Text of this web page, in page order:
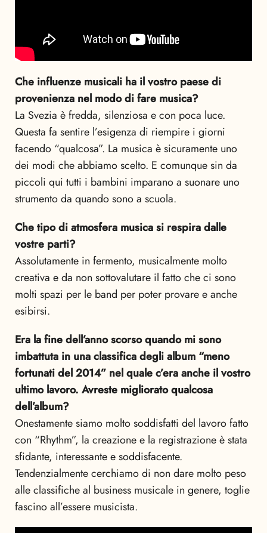
Che influenze musicali ha il vostro paese di
provenienza nel modo di fare musica?
La Svezia è fredda, silenziosa e con poca luce.
Questa fa sentire l’esigenza di riempire i giorni
facendo “qualcosa”. La musica è sicuramente uno
dei modi che abbiamo scelto. E comunque sin da
piccoli qui tutti i bambini imparano a suonare uno
strumento da quando sono a scuola.
Che tipo di atmosfera musica si respira dalle
vostre parti?
Assolutamente in fermento, musicalmente molto
creativa e da non sottovalutare il fatto che ci sono
molti spazi per le band per poter provare e anche
esibirsi.
Era la fine dell’anno scorso quando mi sono
imbattuta in una classifica degli album “meno
fortunati del 2014” nel quale c’era anche il vostro
ultimo lavoro. Avreste migliorato qualcosa
dell’album?
Onestamente siamo molto soddisfatti del lavoro fatto
con “Rhythm”, la creazione e la registrazione è stata
sfidante, interessante e soddisfacente.
Tendenzialmente cerchiamo di non dare molto peso
alle classifiche al business musicale in genere, toglie
fascino all’essere musicista.